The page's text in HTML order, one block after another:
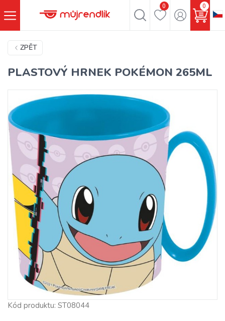
0 0
ZPĚT
PLASTOVÝ HRNEK POKÉMON 265ML
Kód produktu: ST08044